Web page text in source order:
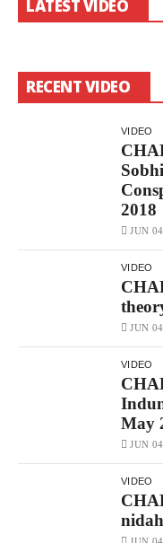
LATEST VIDEO
RECENT VIDEO
VIDEO
2018
JUN
VIDEO
JUN
VIDEO
May
JUN
VIDEO